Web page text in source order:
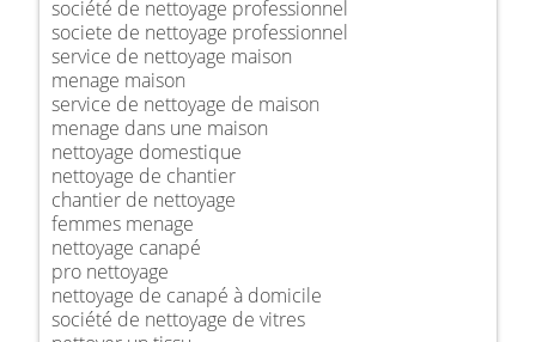
société de nettoyage professionnel
societe de nettoyage professionnel
service de nettoyage maison
menage maison
service de nettoyage de maison
menage dans une maison
nettoyage domestique
nettoyage de chantier
chantier de nettoyage
femmes menage
nettoyage canapé
pro nettoyage
nettoyage de canapé à domicile
société de nettoyage de vitres